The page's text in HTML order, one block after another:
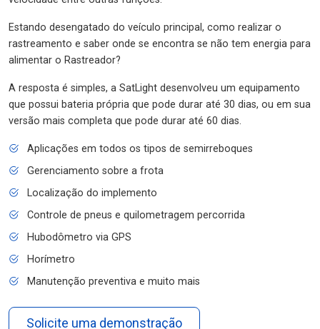
Estando desengatado do veículo principal, como realizar o
rastreamento e saber onde se encontra se não tem energia para
alimentar o Rastreador?
A resposta é simples, a SatLight desenvolveu um equipamento
que possui bateria própria que pode durar até 30 dias, ou em sua
versão mais completa que pode durar até 60 dias.
Aplicações em todos os tipos de semirreboques
Gerenciamento sobre a frota
Localização do implemento
Controle de pneus e quilometragem percorrida
Hubodômetro via GPS
Horímetro
Manutenção preventiva e muito mais
Solicite uma demonstração